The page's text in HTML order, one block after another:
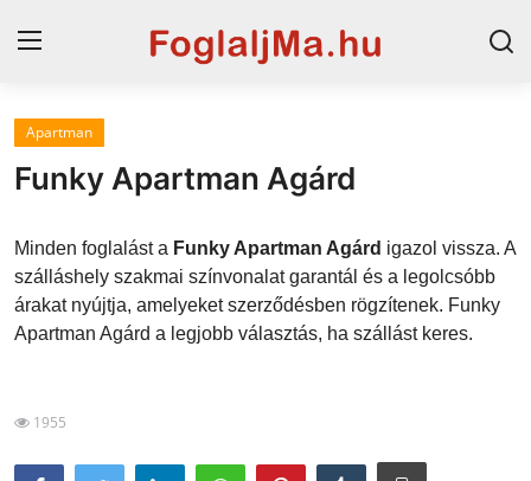
Magyarország
Horvát tengerpart
Horvátország
Szállások a Balatonon
Blog
Apartman
Funky Apartman Agárd
Minden foglalást a Funky Apartman Agárd igazol vissza. A
szálláshely szakmai színvonalat garantál és a legolcsóbb
árakat nyújtja, amelyeket szerződésben rögzítenek. Funky
Apartman Agárd a legjobb választás, ha szállást keres.
1955